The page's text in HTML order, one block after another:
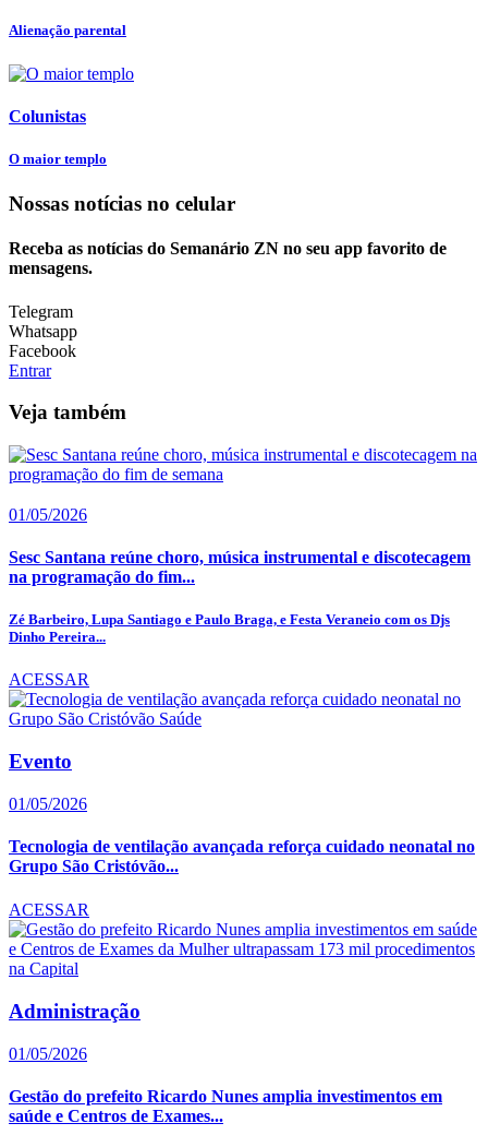
Alienação parental
Colunistas
O maior templo
Nossas notícias no celular
Receba as notícias do Semanário ZN no seu app favorito de
mensagens.
Telegram
Whatsapp
Facebook
Entrar
Veja também
01/05/2026
Sesc Santana reúne choro, música instrumental e discotecagem
na programação do fim...
Zé Barbeiro, Lupa Santiago e Paulo Braga, e Festa Veraneio com os Djs
Dinho Pereira...
ACESSAR
Evento
01/05/2026
Tecnologia de ventilação avançada reforça cuidado neonatal no
Grupo São Cristóvão...
ACESSAR
Administração
01/05/2026
Gestão do prefeito Ricardo Nunes amplia investimentos em
saúde e Centros de Exames...